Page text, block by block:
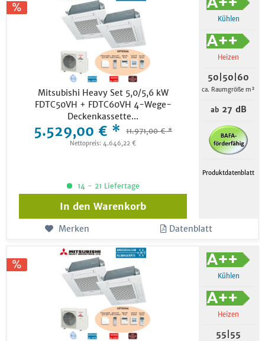
Mitsubishi Heavy Set 5,0/5,6 kW
FDTC50VH + FDTC60VH 4-Wege-
Deckenkassette...
5.529,00 € * 11.971,00 € *
Nettopreis: 4.646,22 €
Kühlen
Heizen
50|50|60
ca. Raumgröße m²
ab27 dB
Produktdatenblatt
14 - 21 Liefertage
In den Warenkorb
Merken Datenblatt
Kühlen
Heizen
55|55